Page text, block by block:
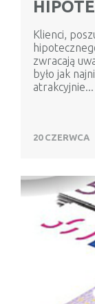
Klienci,
zwracają
było jak
atrakcyjnie...
20 CZERWCA